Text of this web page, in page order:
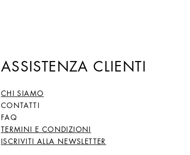
ASSISTENZA CLIENTI
CHI SIAMO
CONTATTI
FAQ
TERMINI E CONDIZIONI
ISCRIVITI ALLA NEWSLETTER